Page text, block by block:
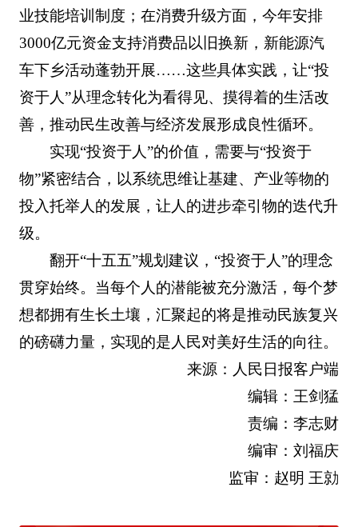
业技能培训制度；在消费升级方面，今年安排
3000亿元资金支持消费品以旧换新，新能源汽
车下乡活动蓬勃开展……这些具体实践，让“投
资于人”从理念转化为看得见、摸得着的生活改
善，推动民生改善与经济发展形成良性循环。
实现“投资于人”的价值，需要与“投资于
物”紧密结合，以系统思维让基建、产业等物的
投入托举人的发展，让人的进步牵引物的迭代升
级。
翻开“十五五”规划建议，“投资于人”的理念
贯穿始终。当每个人的潜能被充分激活，每个梦
想都拥有生长土壤，汇聚起的将是推动民族复兴
的磅礴力量，实现的是人民对美好生活的向往。
来源：人民日报客户端
编辑：王剑猛
责编：李志财
编审：刘福庆
监审：赵明 王勍